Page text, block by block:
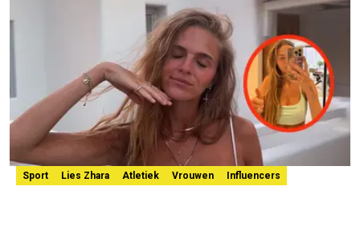
Sport Lies Zhara Atletiek Vrouwen Influencers